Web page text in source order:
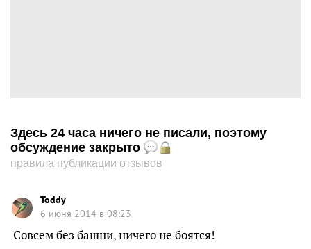
Здесь 24 часа ничего не писали, поэтому
обсуждение закрыто
правила публикации отзывов
Toddy
6 июня 2014 в 08:23
Совсем без башни, ничего не боятся!